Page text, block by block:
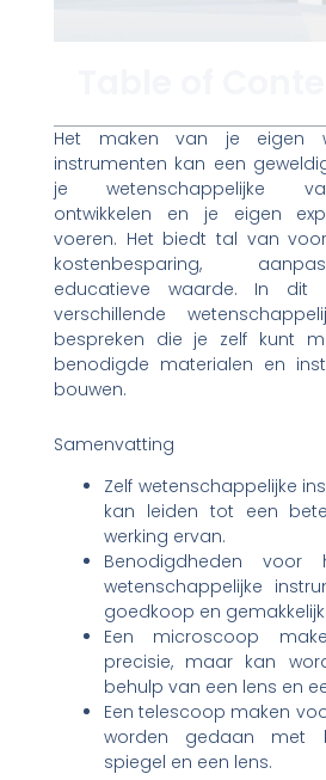
Het maken van je eigen
instrumenten kan een
je wetenschappelijke
ontwikkelen en je eigen
voeren. Het biedt tal van
kostenbesparing,
educatieve waarde. In dit
verschillende
bespreken die je zelf kunt
benodigde materialen en
bouwen.
Samenvatting
Zelf wetenschappelijke
kan leiden tot een
werking ervan.
Benodigdheden
wetenschappelijke
goedkoop en
Een microscoop
precisie, maar kan
behulp van een lens en
Een telescoop maken
worden gedaan met
spiegel en een lens.